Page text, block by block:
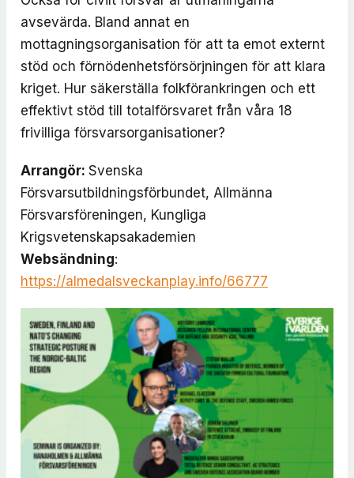
avsevärda. Bland annat en
mottagningsorganisation för att ta emot externt
stöd och förnödenhetsförsörjningen för att klara
kriget. Hur säkerställa folkförankringen och ett
effektivt stöd till totalförsvaret från våra 18
frivilliga försvarsorganisationer?
Arrangör: Svenska
Försvarsutbildningsförbundet, Allmänna
Försvarsföreningen, Kungliga
Krigsvetenskapsakademien
Websändning:
https://almedalsveckanplay.info/66777